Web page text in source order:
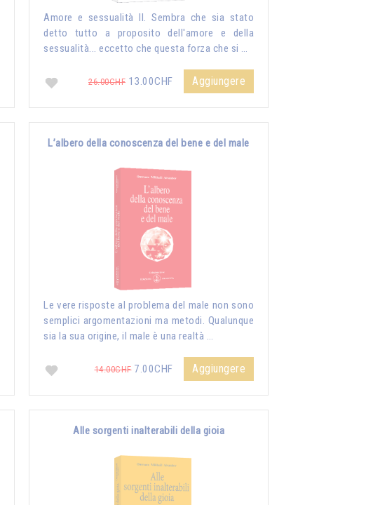
Amore e sessualità II. Sembra che sia stato
detto tutto a proposito dell'amore e della
sessualità... eccetto che questa forza che si …
26.00CHF 13.00CHF Aggiungere
L’albero della conoscenza del bene e del male
Le vere risposte al problema del male non sono
semplici argomentazioni ma metodi. Qualunque
sia la sua origine, il male è una realtà …
14.00CHF7.00CHF Aggiungere
Alle sorgenti inalterabili della gioia